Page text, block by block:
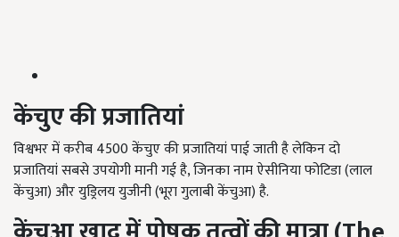
केंचुए की प्रजातियां
विश्वभर में करीब 4500 केंचुए की प्रजातियां पाई जाती है लेकिन दो
प्रजातियां सबसे उपयोगी मानी गई है, जिनका नाम ऐसीनिया फोटिडा (लाल
केंचुआ) और युड्रिलय युजीनी (भूरा गुलाबी केंचुआ) है.